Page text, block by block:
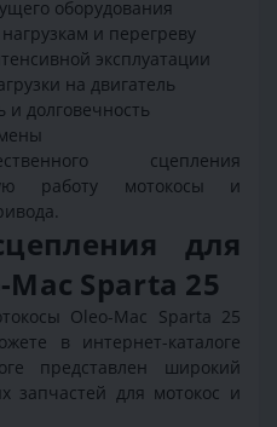
оборудования
и перегреву
эксплуатации
на двигатель
и долговечность
сцепления
работу мотокосы и
для
Sparta 25
Oleo-Mac Sparta 25
в интернет-каталоге
представлен широкий
запчастей для мотокос и